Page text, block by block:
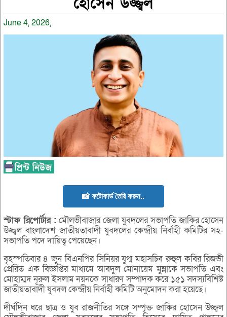
June 4, 2026,
📸 ফটোকার্ড তৈরি করুন..
স্টাফরিপোর্টার : মৌলভীবাজার জেলা যুবদলের সভাপতি জাকির হোসেন
উজ্জ্বল বাংলাদেশ জাতীয়তাবাদী যুবদলের কেন্দ্রীয় নির্বাহী কমিটির সহ-
সভাপতি পদে দায়িত্ব পেয়েছেন।
বৃহস্পতিবার ৪ জুন বিএনপির সিনিয়র যুগ্ম মহাসচিব রুহুল কবির রিজভী
প্রেরিত এক বিজ্ঞপ্তির মাধ্যমে আবদুল মোনায়েম মুন্নাকে সভাপতি এবং
মোহাম্মদ নূরুল ইসলাম নয়নকে সাধারণ সম্পাদক করে ১৫১ সদস্যবিশিষ্ট
জাতীয়তাবাদী যুবদল কেন্দ্রীয় নির্বাহী কমিটি অনুমোদন করা হয়েছে।
দীর্ঘদিন ধরে ছাত্র ও যুব রাজনীতির সঙ্গে সম্পৃক্ত জাকির হোসেন উজ্জ্বল